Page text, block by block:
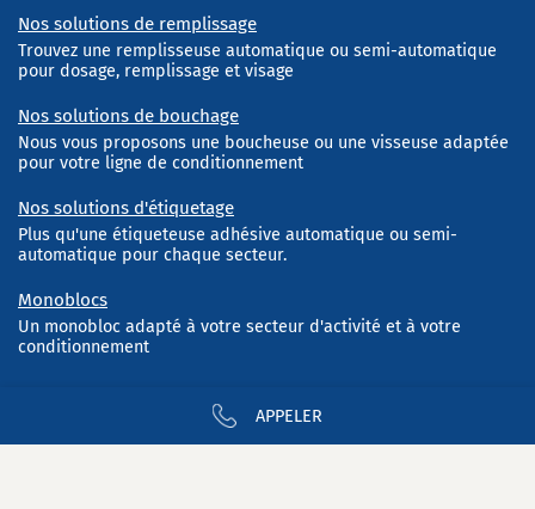
APPELER
Nos solutions de remplissage
Trouvez une remplisseuse automatique ou semi-automatique
pour dosage, remplissage et visage
Nos solutions de bouchage
Nous vous proposons une boucheuse ou une visseuse adaptée
pour votre ligne de conditionnement
Nos solutions d'étiquetage
Plus qu'une étiqueteuse adhésive automatique ou semi-
automatique pour chaque secteur.
Monoblocs
Un monobloc adapté à votre secteur d'activité et à votre
conditionnement
Abonnez-vous à notre newsletter